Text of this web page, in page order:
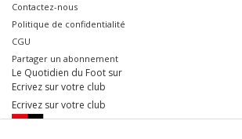
Contactez-nous
Politique de confidentialité
CGU
Partager un abonnement
Le Quotidien du Foot sur
Ecrivez sur votre club
Ecrivez sur votre club